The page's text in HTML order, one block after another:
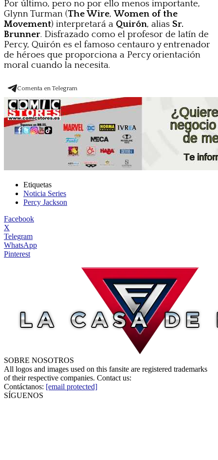
Por último, pero no por ello menos importante,
Glynn Turman (The Wire,Women of the
Movement) interpretará a Quirón, alias Sr.
Brunner. Disfrazado como el profesor de latín de
Percy, Quirón es el famoso centauro y entrenador
de héroes que proporciona a Percy orientación
moral cuando la necesita.
Comenta en Telegram
Etiquetas
Noticia Series
Percy Jackson
Facebook
X
Telegram
WhatsApp
Pinterest
SOBRE NOSOTROS
All logos and images used on this fansite are registered trademarks
of their respective companies. Contact us:
Contáctanos: [email protected]
SÍGUENOS